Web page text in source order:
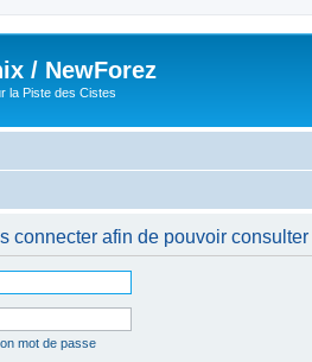
/ NewForez
la Piste des Cistes
connecter afin de pouvoir
mot de passe